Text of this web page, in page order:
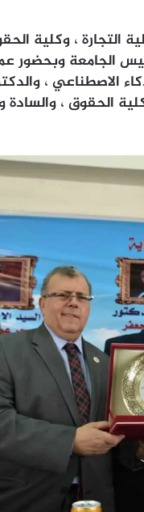
التجارة ، وكلية
الجامعة وبحضور
الاصطناعي ،
الحقوق ، والسادة